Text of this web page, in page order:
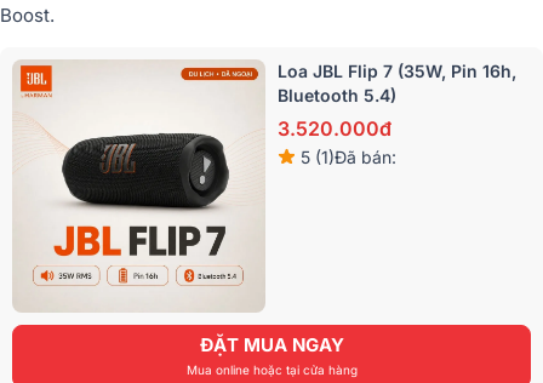
Boost.
Loa JBL Flip 7 (35W, Pin 16h,
Bluetooth 5.4)
3.520.000đ
5 (1)Đã bán:
ĐẶT MUA NGAY
Mua online hoặc tại cửa hàng